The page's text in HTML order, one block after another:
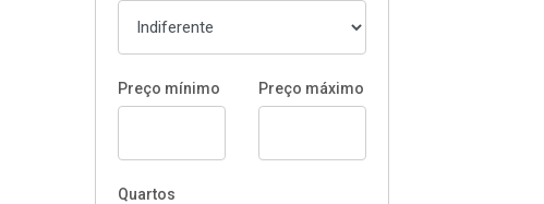
Preço mínimo Preço máximo
Quartos